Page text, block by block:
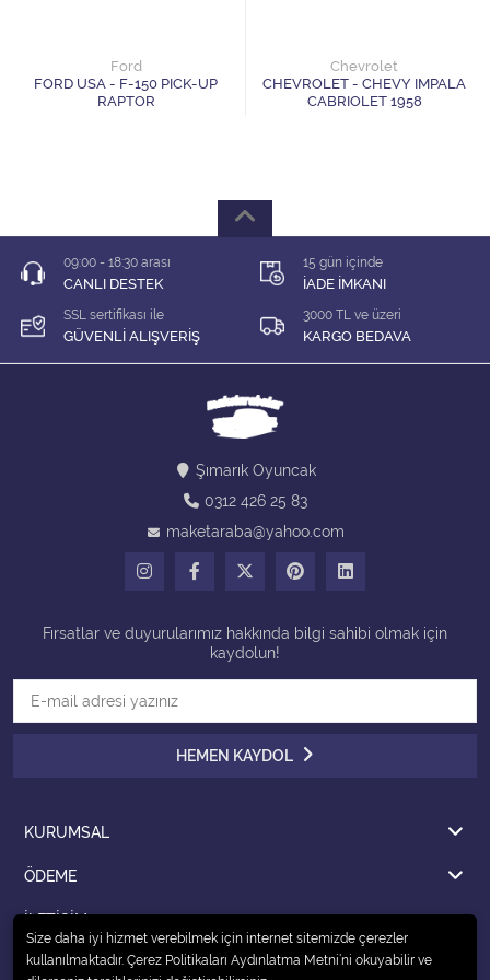
1/64 Matchbox
1/64 Tarmac
1/64 Time Micro
Tüm Kategorileri Gör
Ford
FORD USA - F-150 PICK-UP
RAPTOR
Chevrolet
CHEVROLET - CHEVY IMPALA
CABRIOLET 1958
09:00 - 18:30 arası
CANLI DESTEK
15 gün içinde
İADE İMKANI
SSL sertifikası ile
GÜVENLİ ALIŞVERİŞ
3000 TL ve üzeri
KARGO BEDAVA
Şımarık Oyuncak
0312 426 25 83
maketaraba@yahoo.com
Fırsatlar ve duyurularımız hakkında bilgi sahibi olmak için
kaydolun!
HEMEN KAYDOL
KURUMSAL
ÖDEME
İLETİŞİM
Size daha iyi hizmet verebilmek için internet sitemizde çerezler
kullanılmaktadır. Çerez Politikaları Aydınlatma Metni’ni okuyabilir ve